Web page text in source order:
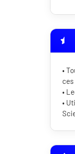
•
•
•